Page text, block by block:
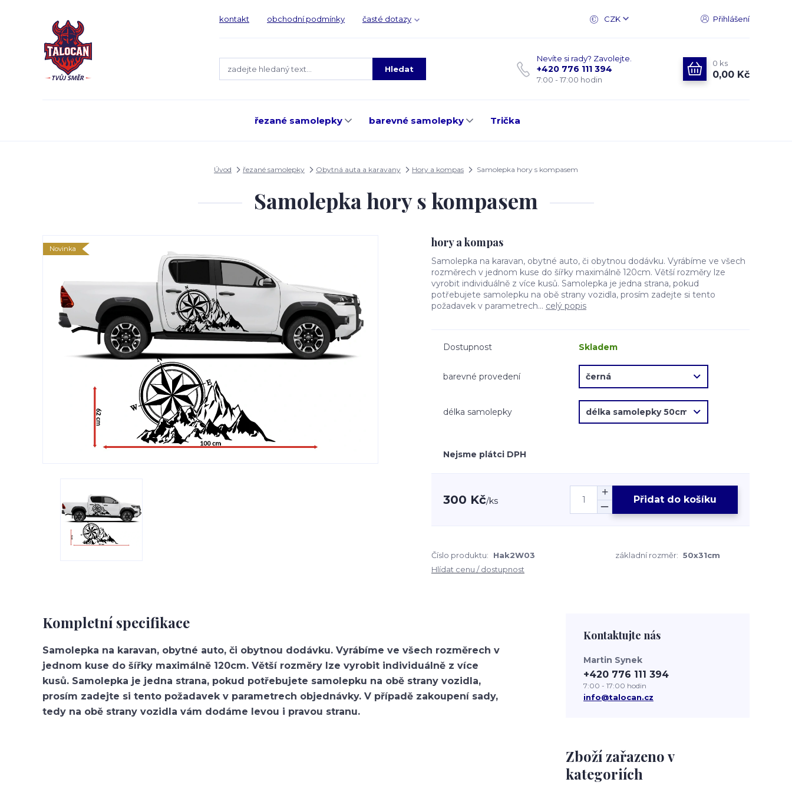
kontakt obchodní podmínky časté dotazy CZK Přihlášení
Hledat
Nevíte si rady? Zavolejte.
+420 776 111 394
7:00 - 17:00 hodin
0 ks
0,00 Kč
řezané samolepky barevné samolepky Trička
Úvod řezané samolepky Obytná auta a karavany Hory a kompas Samolepka hory s kompasem
Samolepka hory s kompasem
Novinka hory a kompas
Samolepka na karavan, obytné auto, či obytnou dodávku. Vyrábíme ve všech
rozměrech v jednom kuse do šířky maximálně 120cm. Větší rozměry lze
vyrobit individuálně z více kusů. Samolepka je jedna strana, pokud
potřebujete samolepku na obě strany vozidla, prosím zadejte si tento
požadavek v parametrech... celý popis
Dostupnost Skladem
barevné provedení
délka samolepky
Nejsme plátci DPH
300 Kč/ks Přidat do košíku
Číslo produktu: Hak2W03 základní rozměr: 50x31cm
Hlídat cenu / dostupnost
Kompletní specifikace
Samolepka na karavan, obytné auto, či obytnou dodávku. Vyrábíme ve všech rozměrech v
jednom kuse do šířky maximálně 120cm. Větší rozměry lze vyrobit individuálně z více
kusů. Samolepka je jedna strana, pokud potřebujete samolepku na obě strany vozidla,
prosím zadejte si tento požadavek v parametrech objednávky. V případě zakoupení sady,
tedy na obě strany vozidla vám dodáme levou i pravou stranu.
Zboží zařazeno v
kategoriích
Kontaktujte nás
Martin Synek
+420 776 111 394
7:00 - 17:00 hodin
info@talocan.cz